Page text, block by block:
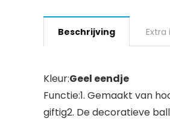
Beschrijving
Kleur:Geel eendje
Functie:1. Gemaakt van
giftig2. De decoratieve